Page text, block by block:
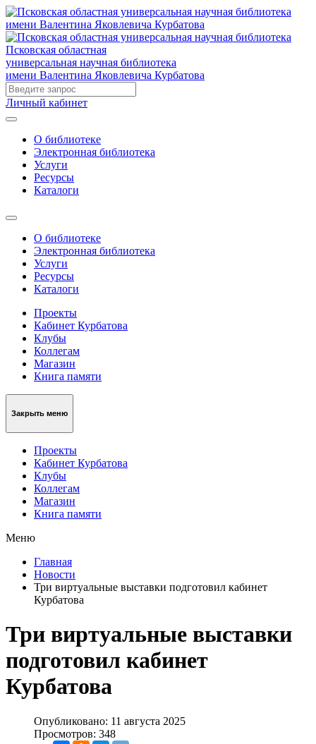
Псковская областная
универсальная научная библиотека
имени Валентина Яковлевича Курбатова
Личный кабинет
О библиотеке
Электронная библиотека
Услуги
Ресурсы
Каталоги
О библиотеке
Электронная библиотека
Услуги
Ресурсы
Каталоги
Проекты
Кабинет Курбатова
Клубы
Коллегам
Магазин
Книга памяти
Закрыть меню
Проекты
Кабинет Курбатова
Клубы
Коллегам
Магазин
Книга памяти
Меню
Главная
Новости
Три виртуальные выставки подготовил кабинет
Курбатова
Три виртуальные выставки
подготовил кабинет
Курбатова
Опубликовано: 11 августа 2025
Просмотров: 348